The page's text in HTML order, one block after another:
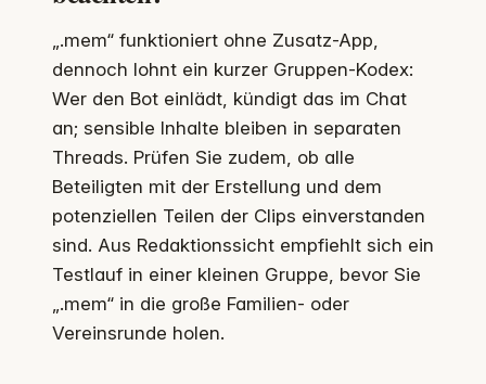
„.mem“ funktioniert ohne Zusatz-App,
dennoch lohnt ein kurzer Gruppen-Kodex:
Wer den Bot einlädt, kündigt das im Chat
an; sensible Inhalte bleiben in separaten
Threads. Prüfen Sie zudem, ob alle
Beteiligten mit der Erstellung und dem
potenziellen Teilen der Clips einverstanden
sind. Aus Redaktionssicht empfiehlt sich ein
Testlauf in einer kleinen Gruppe, bevor Sie
„.mem“ in die große Familien- oder
Vereinsrunde holen.